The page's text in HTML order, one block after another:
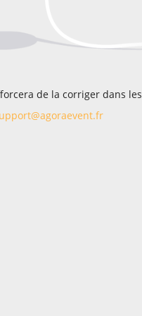
de la corriger dans